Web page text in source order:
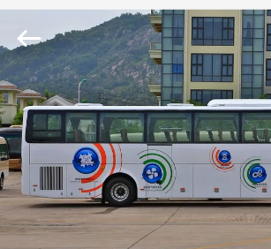
RUMAH
PRODUK
TENTANG
KAMI
COOPER
LTD..
All
Rights
Reserved.